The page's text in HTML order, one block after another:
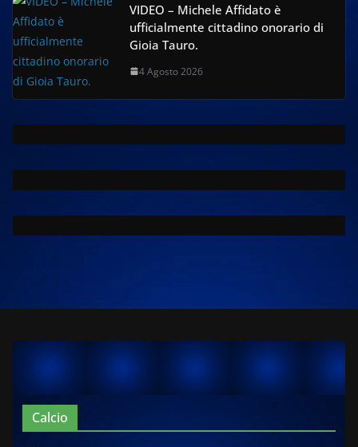
VIDEO – Michele Affidato è
ufficialmente cittadino onorario di
Gioia Tauro.
4 Agosto 2026
Calcio